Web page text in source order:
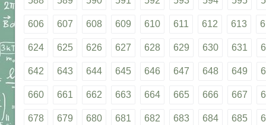
606 607 608 609 610 611 612 613
624 625 626 627 628 629 630 631
642 643 644 645 646 647 648 649
660 661 662 663 664 665 666 667
678 679 680 681 682 683 684 685